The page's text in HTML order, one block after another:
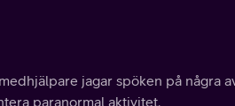
jagar spöken på några
paranormal aktivitet.